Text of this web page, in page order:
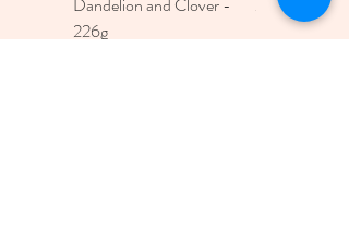
Dandelion and Clover -
226g
Moon
Prix
30,00 €